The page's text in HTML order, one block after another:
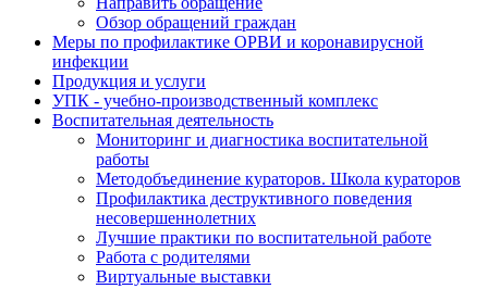
Обзор обращений граждан
Меры по профилактике ОРВИ и коронавирусной
инфекции
Продукция и услуги
УПК - учебно-производственный комплекс
Воспитательная деятельность
Мониторинг и диагностика воспитательной
работы
Методобъединение кураторов. Школа кураторов
Профилактика деструктивного поведения
несовершеннолетних
Лучшие практики по воспитательной работе
Работа с родителями
Виртуальные выставки